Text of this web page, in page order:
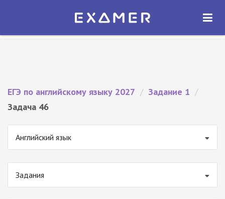
Экзамер — ЕГЭ 2027
ОТКРЫТЬ
ЕГЭ по английскому языку 2027 / Задание 1 /
Задача 46
Английский язык
Задания